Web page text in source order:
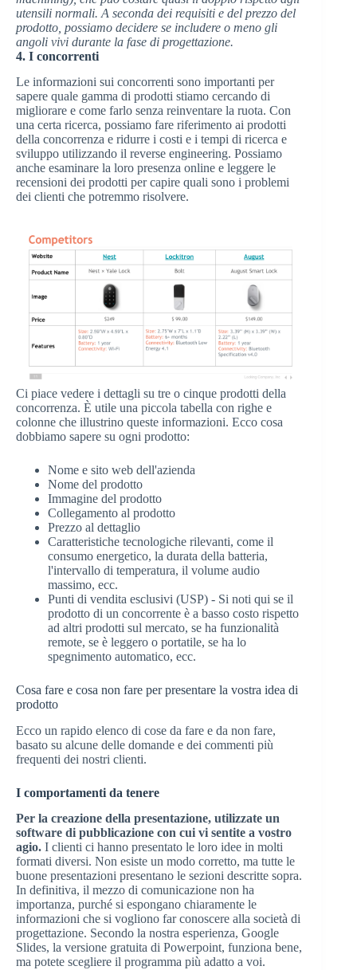
utensili normali. A seconda dei requisiti e del prezzo del
prodotto, possiamo decidere se includere o meno gli
angoli vivi durante la fase di progettazione.
4. I concorrenti
Le informazioni sui concorrenti sono importanti per
sapere quale gamma di prodotti stiamo cercando di
migliorare e come farlo senza reinventare la ruota. Con
una certa ricerca, possiamo fare riferimento ai prodotti
della concorrenza e ridurre i costi e i tempi di ricerca e
sviluppo utilizzando il reverse engineering. Possiamo
anche esaminare la loro presenza online e leggere le
recensioni dei prodotti per capire quali sono i problemi
dei clienti che potremmo risolvere.
Ci piace vedere i dettagli su tre o cinque prodotti della
concorrenza. È utile una piccola tabella con righe e
colonne che illustrino queste informazioni. Ecco cosa
dobbiamo sapere su ogni prodotto:
Nome e sito web dell'azienda
Nome del prodotto
Immagine del prodotto
Collegamento al prodotto
Prezzo al dettaglio
Caratteristiche tecnologiche rilevanti, come il
consumo energetico, la durata della batteria,
l'intervallo di temperatura, il volume audio
massimo, ecc.
Punti di vendita esclusivi (USP) - Si noti qui se il
prodotto di un concorrente è a basso costo rispetto
ad altri prodotti sul mercato, se ha funzionalità
remote, se è leggero o portatile, se ha lo
spegnimento automatico, ecc.
Cosa fare e cosa non fare per presentare la vostra idea di
prodotto
Ecco un rapido elenco di cose da fare e da non fare,
basato su alcune delle domande e dei commenti più
frequenti dei nostri clienti.
I comportamenti da tenere
Per la creazione della presentazione, utilizzate un
software di pubblicazione con cui vi sentite a vostro
agio. I clienti ci hanno presentato le loro idee in molti
formati diversi. Non esiste un modo corretto, ma tutte le
buone presentazioni presentano le sezioni descritte sopra.
In definitiva, il mezzo di comunicazione non ha
importanza, purché si espongano chiaramente le
informazioni che si vogliono far conoscere alla società di
progettazione. Secondo la nostra esperienza, Google
Slides, la versione gratuita di Powerpoint, funziona bene,
ma potete scegliere il programma più adatto a voi.